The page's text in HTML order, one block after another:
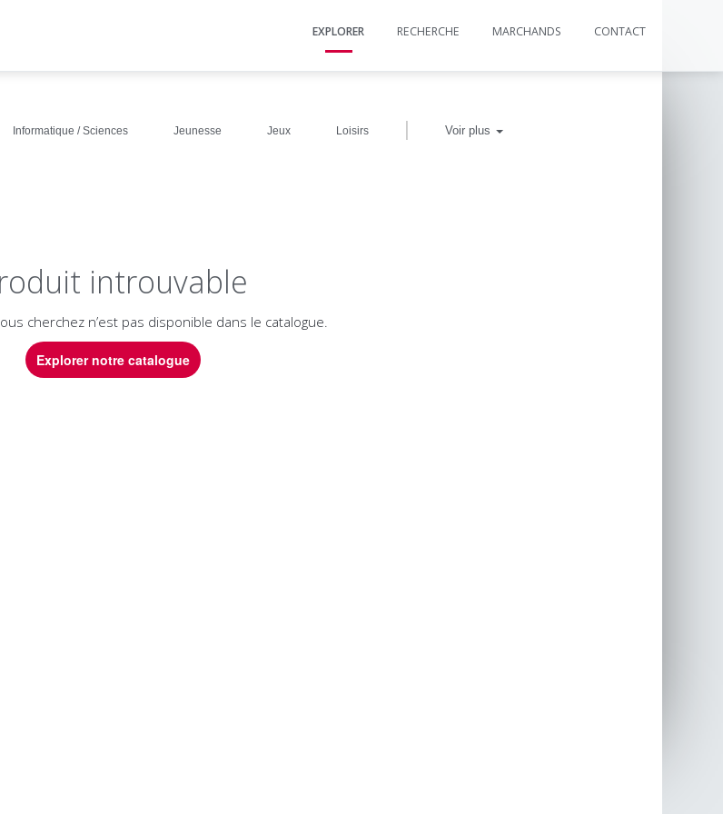
EXPLORER RECHERCHE MARCHANDS CONTACT
Informatique / Sciences Jeunesse Jeux Loisirs | Voir plus
introuvable
cherchez n’est pas disponible dans le catalogue.
Explorer notre catalogue